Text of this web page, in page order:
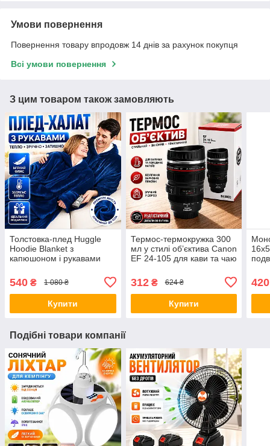
Умови повернення
Повернення товару впродовж 14 днів за рахунок покупця
Всі умови повернення
З цим товаром також замовляють
Толстовка-плед Huggle
Hoodie Blanket з
капюшоном і рукавами
оверсайз домашній халат-
плед для дому
540 ₴ 1 080 ₴
Купити
Термос-термокружка 300
мл у стилі об’єктива Canon
EF 24-105 для кави та чаю
сталі компактна
термочашка Opt
312₴ 624 ₴
Купити
420
Подібні товари компанії